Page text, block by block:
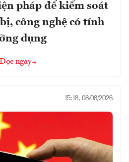
pháp để kiểm soát
công nghệ có tính
dụng
Đọc ngay
15:18, 08/08/2026